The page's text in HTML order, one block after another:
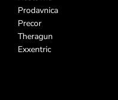
Prodavnica
Precor
Theragun
Exxentric